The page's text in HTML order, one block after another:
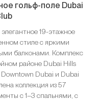
гольф-поле Dubai
19-этажное
стиле с яркими
балконами. Комплекс
районе Dubai Hills
Downtown Dubai и Dubai
коллекция из 57
с 1–3 спальнями, с